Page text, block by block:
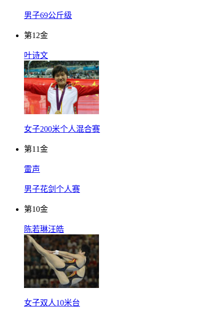
男子69公斤级
第12金
叶诗文
女子200米个人混合赛
第11金
雷声
男子花剑个人赛
第10金
陈若琳汪皓
女子双人10米台